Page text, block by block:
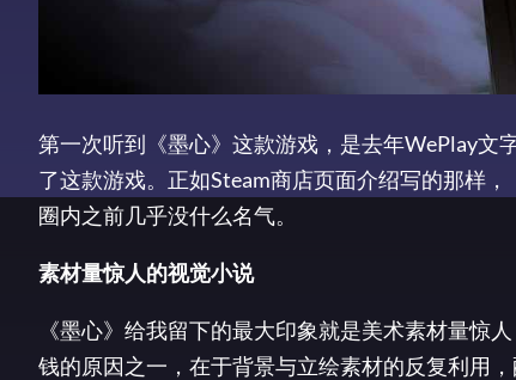
第一次听到《墨心》这款游戏，是去年WePlay文
了这款游戏。正如Steam商店页面介绍写的那样
圈内之前几乎没什么名气。
素材量惊人的视觉小说
《墨心》给我留下的最大印象就是美术素材量惊
钱的原因之一，在于背景与立绘素材的反复利用